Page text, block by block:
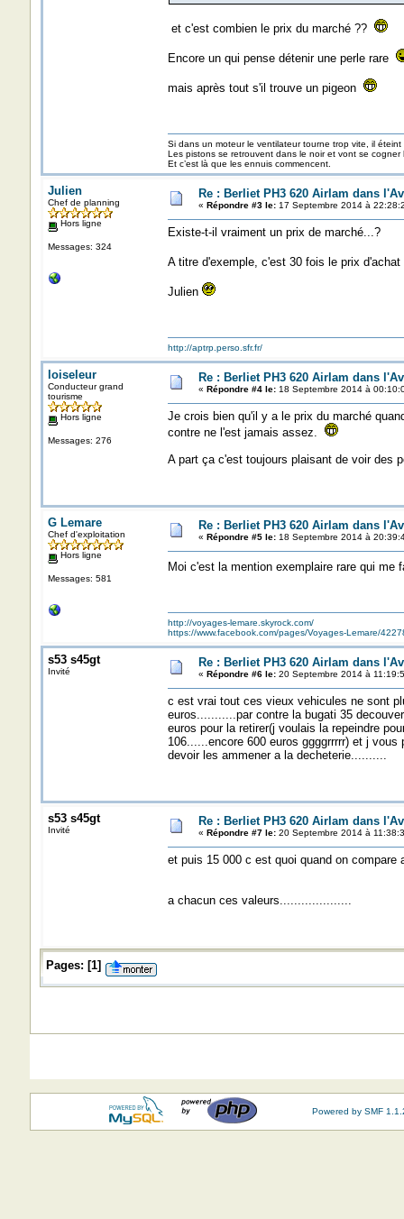
et c'est combien le prix du marché ??
Encore un qui pense détenir une perle rare
mais après tout s'il trouve un pigeon
Si dans un moteur le ventilateur tourne trop vite, il éteint
Les pistons se retrouvent dans le noir et vont se
Et c’est là que les ennuis commencent.
Julien
Chef de planning
Hors ligne
Messages: 324
Re : Berliet PH3 620 Airlam dans
« Répondre #3 le:17 Septembre 2014 à
Existe-t-il vraiment un prix de marché...?
A titre d'exemple, c'est 30 fois le prix
Julien
http://aptrp.perso.sfr.fr/
loiseleur
Conducteur grand
tourisme
Hors ligne
Messages: 276
Re : Berliet PH3 620 Airlam dans
« Répondre #4 le:18 Septembre 2014 à
Je crois bien qu'il y a le prix du marché
contre ne l'est jamais assez.
A part ça c'est toujours plaisant de voir des
G Lemare
Chef d'exploitation
Hors ligne
Messages: 581
Re : Berliet PH3 620 Airlam dans
« Répondre #5 le:18 Septembre 2014 à
Moi c'est la mention exemplaire rare qui
http://voyages-lemare.skyrock.com/
https://www.facebook.com/pages/Voyages-Lemare/
s53 s45gt
Invité
Re : Berliet PH3 620 Airlam dans
« Répondre #6 le:20 Septembre 2014 à
c est vrai tout ces vieux vehicules ne sont
euros...........par contre la bugati 35
euros pour la retirer(j voulais la repeindre
106......encore 600 euros ggggrrrrr) et j
devoir les ammener a la decheterie..........
s53 s45gt
Invité
Re : Berliet PH3 620 Airlam dans
« Répondre #7 le:20 Septembre 2014 à
et puis 15 000 c est quoi quand on
a chacun ces valeurs....................
Pages: [1]
Powered by SMF